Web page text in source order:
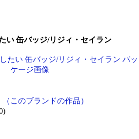
い 缶バッジ/リジィ・セイラン
（このブランドの作品）